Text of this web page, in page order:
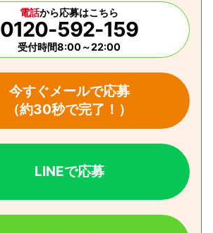
電話から応募はこちら
0120-592-159
受付時間8:00～22:00
今すぐメールで応募
（約30秒で完了！）
LINEで応募